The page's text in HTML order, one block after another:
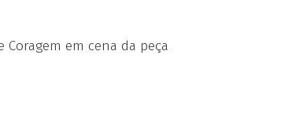
Coragem em cena da peça